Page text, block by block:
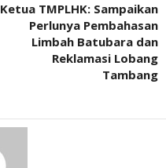
Ketua TMPLHK: Sampaikan
Perlunya Pembahasan
Limbah Batubara dan
Reklamasi Lobang
Tambang